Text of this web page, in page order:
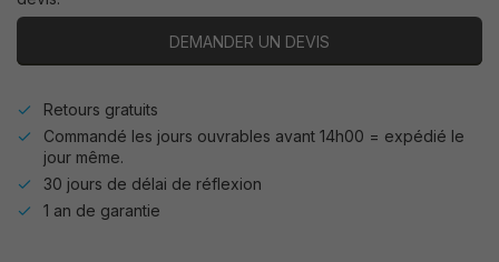
DEMANDER UN DEVIS
Retours gratuits
Commandé les jours ouvrables avant 14h00 = expédié le
jour même.
30 jours de délai de réflexion
1 an de garantie